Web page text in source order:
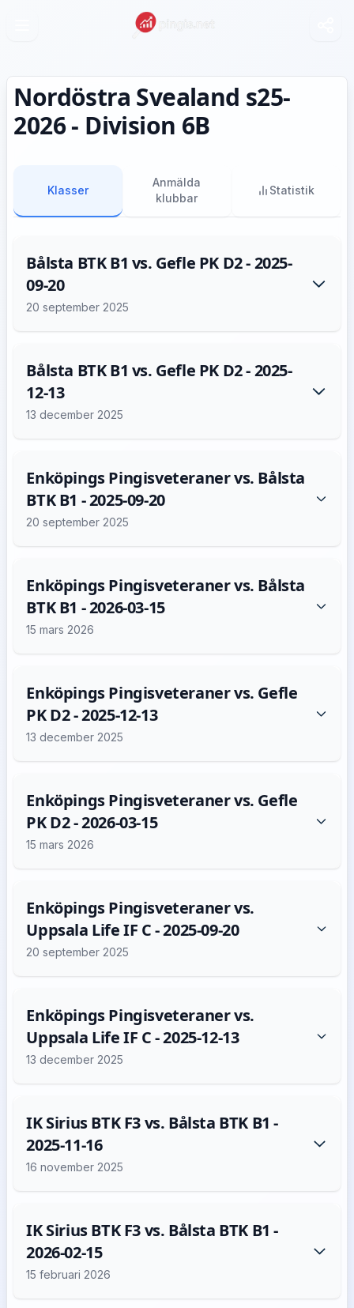
Nordöstra Svealand s25-
2026 - Division 6B
Klasser
Anmälda
klubbar
Statistik
Bålsta BTK B1 vs. Gefle PK D2 - 2025-
09-20
20 september 2025
Bålsta BTK B1 vs. Gefle PK D2 - 2025-
12-13
13 december 2025
Enköpings Pingisveteraner vs. Bålsta
BTK B1 - 2025-09-20
20 september 2025
Enköpings Pingisveteraner vs. Bålsta
BTK B1 - 2026-03-15
15 mars 2026
Enköpings Pingisveteraner vs. Gefle
PK D2 - 2025-12-13
13 december 2025
Enköpings Pingisveteraner vs. Gefle
PK D2 - 2026-03-15
15 mars 2026
Enköpings Pingisveteraner vs.
Uppsala Life IF C - 2025-09-20
20 september 2025
Enköpings Pingisveteraner vs.
Uppsala Life IF C - 2025-12-13
13 december 2025
IK Sirius BTK F3 vs. Bålsta BTK B1 -
2025-11-16
16 november 2025
IK Sirius BTK F3 vs. Bålsta BTK B1 -
2026-02-15
15 februari 2026